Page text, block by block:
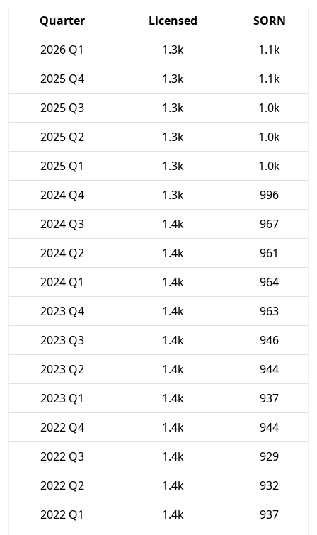
Quarter Licensed
SORN
2026 Q1
1.3k
1.1k
2025 Q4
1.3k
1.1k
2025 Q3
1.3k
1.0k
2025 Q2
1.3k
1.0k
2025 Q1
1.3k
1.0k
2024 Q4
1.3k
996
2024 Q3
1.4k
967
2024 Q2
1.4k
961
2024 Q1
1.4k
964
2023 Q4
1.4k
963
2023 Q3
1.4k
946
2023 Q2
1.4k
944
2023 Q1
1.4k
937
2022 Q4
1.4k
944
2022 Q3
1.4k
929
2022 Q2
1.4k
932
2022 Q1
1.4k
937